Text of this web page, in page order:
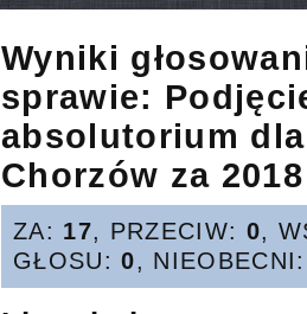
Wyniki
sprawie:
absolutorium
Chorzów za
ZA: 17, PRZECIW: 0,
GŁOSU:0,